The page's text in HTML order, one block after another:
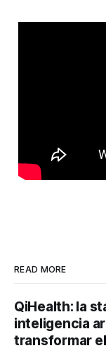
READ MORE
QiHealth: la
inteligencia
transformar